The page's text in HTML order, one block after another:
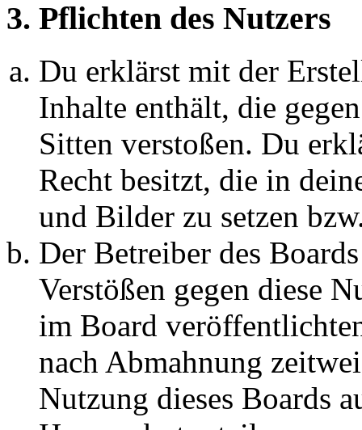
3. Pflichten des Nutzers
Du erklärst mit der
Inhalte enthält, die
Sitten verstoßen. Du
Recht besitzt, die in
und Bilder zu setzen
Der Betreiber des
Verstößen gegen diese
im Board
nach Abmahnung
Nutzung dieses Boards